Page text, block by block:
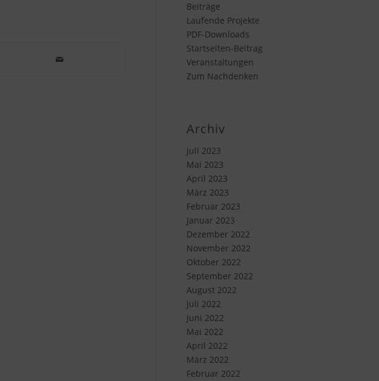
Beiträge
Laufende Projekte
PDF-Downloads
Startseiten-Beitrag
Veranstaltungen
Zum Nachdenken
Archiv
Juli 2023
Mai 2023
April 2023
März 2023
Februar 2023
Januar 2023
Dezember 2022
November 2022
Oktober 2022
September 2022
August 2022
Juli 2022
Juni 2022
Mai 2022
April 2022
März 2022
Februar 2022